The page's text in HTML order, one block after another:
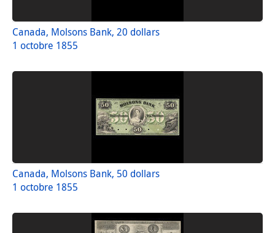
Canada, Molsons Bank, 20 dollars
1 octobre 1855
Canada, Molsons Bank, 50 dollars
1 octobre 1855